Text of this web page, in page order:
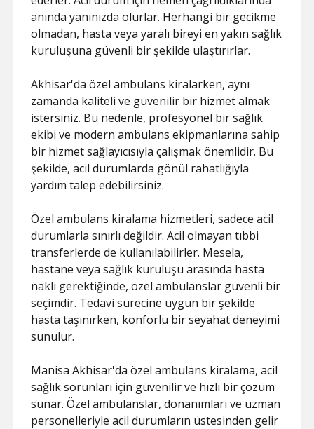
anında yanınızda olurlar. Herhangi bir gecikme
olmadan, hasta veya yaralı bireyi en yakın sağlık
kuruluşuna güvenli bir şekilde ulaştırırlar.
Akhisar'da özel ambulans kiralarken, aynı
zamanda kaliteli ve güvenilir bir hizmet almak
istersiniz. Bu nedenle, profesyonel bir sağlık
ekibi ve modern ambulans ekipmanlarına sahip
bir hizmet sağlayıcısıyla çalışmak önemlidir. Bu
şekilde, acil durumlarda gönül rahatlığıyla
yardım talep edebilirsiniz.
Özel ambulans kiralama hizmetleri, sadece acil
durumlarla sınırlı değildir. Acil olmayan tıbbi
transferlerde de kullanılabilirler. Mesela,
hastane veya sağlık kuruluşu arasında hasta
nakli gerektiğinde, özel ambulanslar güvenli bir
seçimdir. Tedavi sürecine uygun bir şekilde
hasta taşınırken, konforlu bir seyahat deneyimi
sunulur.
Manisa Akhisar'da özel ambulans kiralama, acil
sağlık sorunları için güvenilir ve hızlı bir çözüm
sunar. Özel ambulanslar, donanımları ve uzman
personelleriyle acil durumların üstesinden gelir